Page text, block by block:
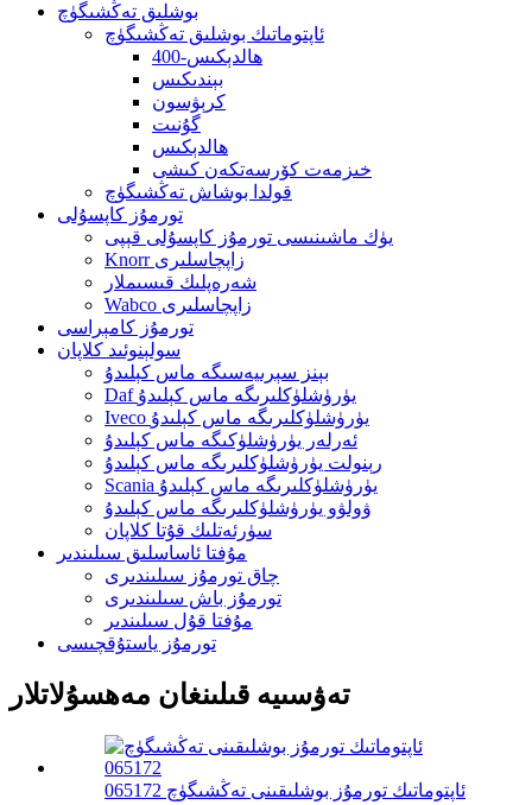
بوشلىق تەڭشىگۈچ
ئاپتوماتىك بوشلىق تەڭشىگۈچ
400-ھالدېكىس
بېندىكىس
كرېۋسون
گۇنىت
ھالدېكىس
خىزمەت كۆرسەتكەن كىشى
قولدا بوشاش تەڭشىگۈچ
تورمۇز كاپسۇلى
يۈك ماشىنىسى تورمۇز كاپسۇلى قېپى
Knorr زاپچاسلىرى
شەرەپلىك قىسىملار
Wabco زاپچاسلىرى
تورمۇز كامېراسى
سولېنوئىد كلاپان
بېنز سېرىيەسىگە ماس كېلىدۇ
Daf يۈرۈشلۈكلىرىگە ماس كېلىدۇ
Iveco يۈرۈشلۈكلىرىگە ماس كېلىدۇ
ئەرلەر يۈرۈشلۈكىگە ماس كېلىدۇ
رېنولت يۈرۈشلۈكلىرىگە ماس كېلىدۇ
Scania يۈرۈشلۈكلىرىگە ماس كېلىدۇ
ۋولۋو يۈرۈشلۈكلىرىگە ماس كېلىدۇ
سۈرئەتلىك قۇتا كلاپان
مۇفتا ئاساسلىق سىلىندىر
چاق تورمۇز سىلىندىرى
تورمۇز باش سىلىندىرى
مۇفتا قۇل سىلىندىر
تورمۇز ياستۇقچىسى
تەۋسىيە قىلىنغان مەھسۇلاتلار
ئاپتوماتىك تورمۇز بوشلىقىنى تەڭشىگۈچ 065172